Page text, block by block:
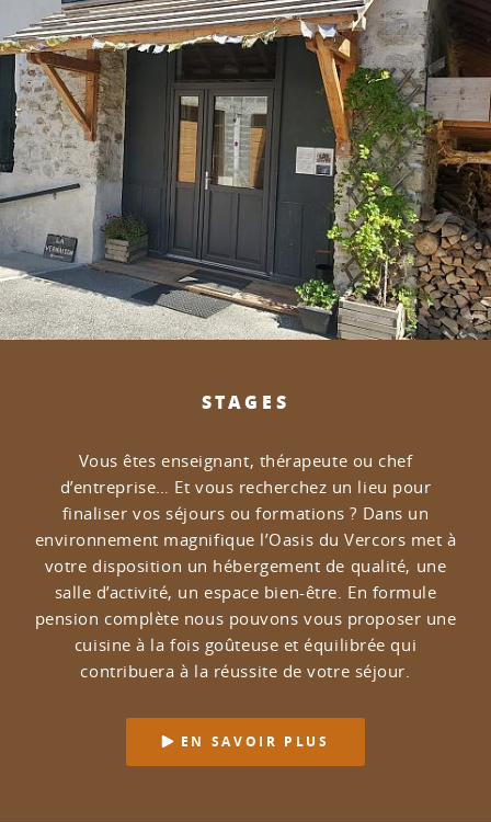
STAGES
Vous êtes enseignant, thérapeute ou chef
d’entreprise… Et vous recherchez un lieu pour
finaliser vos séjours ou formations ? Dans un
environnement magnifique l’Oasis du Vercors met à
votre disposition un hébergement de qualité, une
salle d’activité, un espace bien-être. En formule
pension complète nous pouvons vous proposer une
cuisine à la fois goûteuse et équilibrée qui
contribuera à la réussite de votre séjour.
EN SAVOIR PLUS